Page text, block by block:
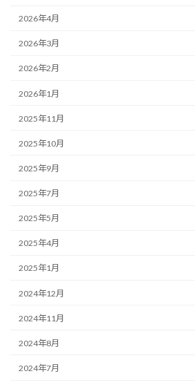
2026年4月
2026年3月
2026年2月
2026年1月
2025年11月
2025年10月
2025年9月
2025年7月
2025年5月
2025年4月
2025年1月
2024年12月
2024年11月
2024年8月
2024年7月